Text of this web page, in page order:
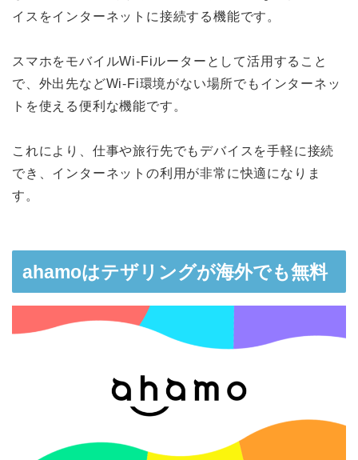
イスをインターネットに接続する機能です。
スマホをモバイルWi-Fiルーターとして活用すること
で、外出先などWi-Fi環境がない場所でもインターネッ
トを使える便利な機能です。
これにより、仕事や旅行先でもデバイスを手軽に接続
でき、インターネットの利用が非常に快適になりま
す。
ahamoはテザリングが海外でも無料